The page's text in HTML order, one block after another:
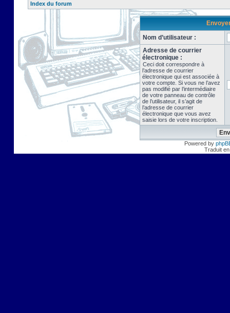
Index du forum
Nom d’utilisateur :
Adresse de courrier
électronique :
Ceci doit correspondre à
l’adresse de courrier
électronique qui est associée à
votre compte. Si vous ne l’avez
pas modifié par l’intermédiaire
de votre panneau de contrôle
de l’utilisateur, il s’agit de
l’adresse de courrier
électronique que vous avez
saisie lors de votre inscription.
Powered by
Traduit